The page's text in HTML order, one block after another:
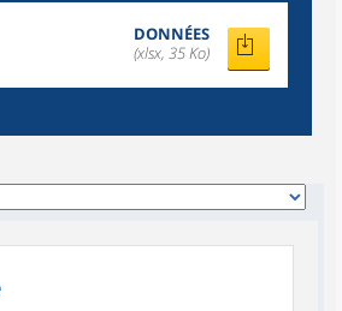
DONNÉES
(xlsx, 35 Ko)